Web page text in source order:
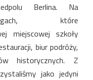
Berlina. Na
które
miejscowej szkoły
biur podróży,
historycznych. Z
jako jedyni